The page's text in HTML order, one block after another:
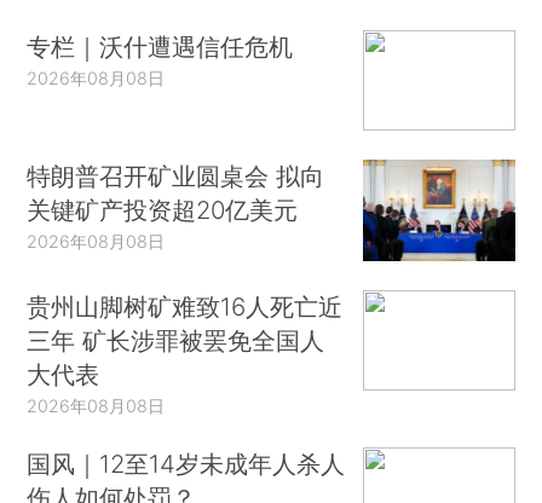
专栏｜沃什遭遇信任危机
2026年08月08日
特朗普召开矿业圆桌会 拟向
关键矿产投资超20亿美元
2026年08月08日
贵州山脚树矿难致16人死亡近
三年 矿长涉罪被罢免全国人
大代表
2026年08月08日
国风｜12至14岁未成年人杀人